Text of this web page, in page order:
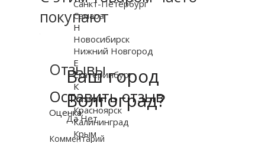
покупают
Отзывы
Оставить отзыв
Оценка:
Комментарий
Ваш город
Волгоград?
Да Нет
Санкт-Петербург
Самара
Н
Новосибирск
Нижний Новгород
Е
Екатеринбург
К
Казань
Красноярск
Калининград
Крым